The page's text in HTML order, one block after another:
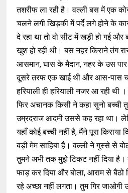
तशरीफ ला रही है। वल्ली बस में एक
चलने लगी खिड़की में पर्दे लगे होने के
दे रहा था तो वो सीट में खड़ी हो गई
खुश हो रही थी। बस नहर किराने तंग
आसमान, घास के मैदान, नहर के उस पार
दूसरे तरफ एक खाई थी और आस-पास
हरियाली ही हरियाली नजर आ रही थी
फिर अचानक किसी ने कहा सुनो बच्ची
उम्रदराज आदमी उससे कह रहा था।
यहाँ कोई बच्ची नहीं है, मैंने पूरा किराया
बड़ी मेम साहिबा है। वल्ली ने गुस्से से
तुमने अभी तक मुझे टिकट नहीं दिया
फाड़ कर दिया और बोला, आराम से
रहे अच्छा नहीं लगता। तुम गिर